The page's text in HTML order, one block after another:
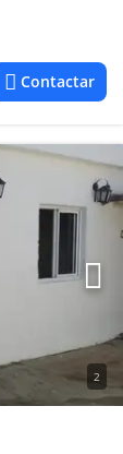
Contactar
2